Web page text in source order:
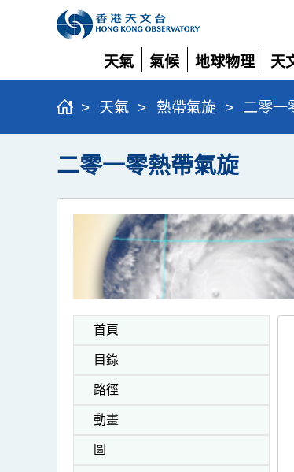
天氣
展
開
氣候
展
開
地球物理
展
開
天
展
開
> 天氣 > 熱帶氣旋 > 二零一
二零一零熱帶氣旋
首頁
目錄
路徑
動畫
圖